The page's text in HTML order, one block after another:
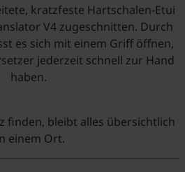
kratzfeste Hartschalen-Etui
V4 zugeschnitten. Durch
es sich mit einem Griff öffnen,
jederzeit schnell zur Hand
haben.
finden, bleibt alles übersichtlich
einem Ort.